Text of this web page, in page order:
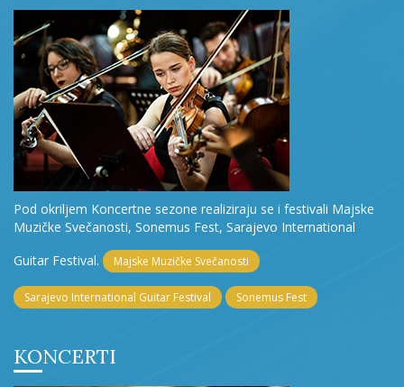
Pod okriljem Koncertne sezone realiziraju se i festivali Majske
Muzičke Svečanosti, Sonemus Fest, Sarajevo International
Guitar Festival.
Majske Muzičke Svečanosti
Sarajevo International Guitar Festival Sonemus Fest
KONCERTI